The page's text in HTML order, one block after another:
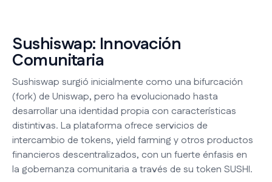
Sushiswap: Innovación
Comunitaria
Sushiswap surgió inicialmente como una bifurcación
(fork) de Uniswap, pero ha evolucionado hasta
desarrollar una identidad propia con características
distintivas. La plataforma ofrece servicios de
intercambio de tokens, yield farming y otros productos
financieros descentralizados, con un fuerte énfasis en
la gobernanza comunitaria a través de su token SUSHI.